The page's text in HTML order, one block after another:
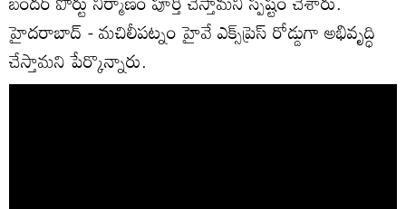
హైదరాబాద్‌ - మచిలీపట్నం హైవే ఎక్స్‌ప్రెస్ రోడ్డుగా అభివృద్ధి
చేస్తామని పేర్కొన్నారు.